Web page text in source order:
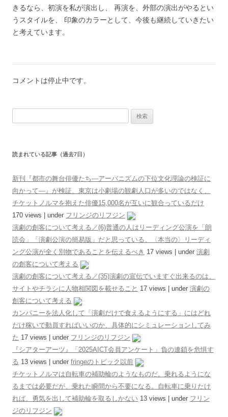
きるなら、初演を私が演出し、 再演を、外部の演出がやるとい
うスタイルを、 印象のカラーとして、今後も継続していきたい
と考えています。
コメントは停止中です。
読まれている記事（過去7日）
新刊『都市の舞台俳優たち―アーバニズムの下位文化理論の検証に
向かって―』が検証、東京は小劇場の観劇人口が多いのではなく、
チケットノルマを抱えた俳優15,000名が互いに観合っているだけ
170 views
under フリンジのリフジン
演劇の創客について考える／(6)普通の人はリーディング公演を「朗
読会」「演劇公演の簡易版」だと思っている、〈本当の〉リーディ
ング公演が全く別物であることを伝えるべき 17 views under 演劇
の創客について考える
演劇の創客について考える／(35)演劇の宣伝でいますぐ出来るのは、
サイトやチラシに人物相関図を載せること 17 views under 演劇の
創客について考える
カンパニーを法人化して「演劇だけで食えるようにする」にはどれ
だけ稼いで動員すればいいのか、具体的にシミュレーションしてみ
た 17 views under フリンジのリフジン
『シアターアーツ』「2025AICT会員アンケート」負の連鎖を危惧す
る 13 views under fringeのトピック以前
チケットノルマは自転車の補助輪のようなものだ。乗れるようにな
るまでは必要だが、乗れた瞬間から不要になる。自転車に乗りたけ
れば、勇気を出して補助輪を取るしかない 13 views under フリン
ジのリフジン